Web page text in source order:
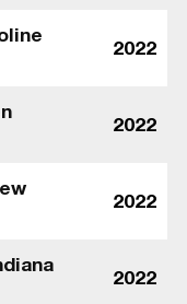
2022
2022
2022
2022